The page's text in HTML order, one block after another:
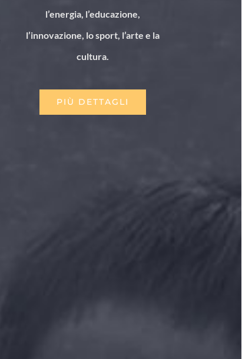
l’energia, l’educazione,
l’innovazione, lo sport, l’arte e la
cultura.
PIÙ DETTAGLI